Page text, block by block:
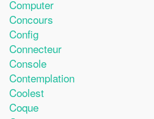
Computer
Concours
Config
Connecteur
Console
Contemplation
Coolest
Coque